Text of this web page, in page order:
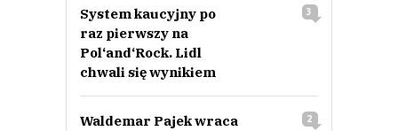
System kaucyjny po
raz pierwszy na
Pol‘and‘Rock. Lidl
chwali się wynikiem
3
Waldemar Pajek wraca
2